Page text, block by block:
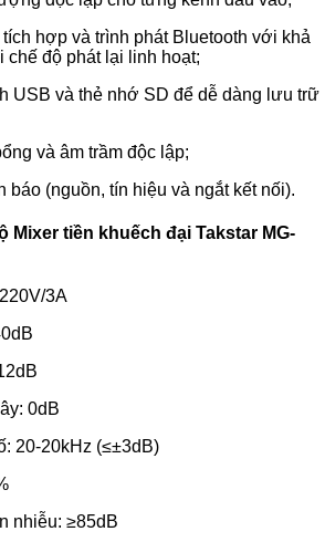
hợp và trình phát Bluetooth với khả
chế độ phát lại linh hoạt;
USB và thẻ nhớ SD để dễ dàng lưu trữ
và âm trầm độc lập;
báo (nguồn, tín hiệu và ngắt kết nối).
Mixer tiền khuếch đại Takstar MG-
3A
0dB
20-20kHz (≤±3dB)
nhiễu: ≥85dB